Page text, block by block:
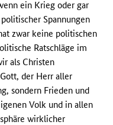
ein Krieg oder gar
Spannungen
zwar keine politischen
Ratschläge im
als Christen
der Herr aller
sondern Frieden und
Volk und in allen
wirklicher